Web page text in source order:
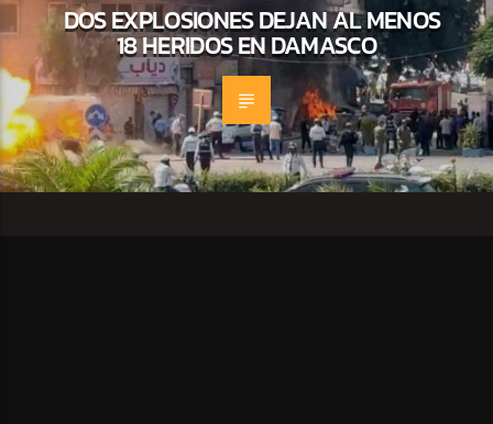
DOS EXPLOSIONES DEJAN AL MENOS
18 HERIDOS EN DAMASCO